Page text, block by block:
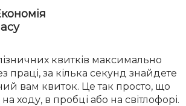
квитків максимально
праці, за кілька секунд знайдете
вам квиток. Це так просто, що
ходу, в пробці або на світлофорі.